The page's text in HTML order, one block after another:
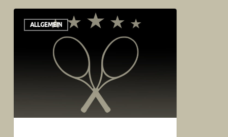
ALLGEMEIN